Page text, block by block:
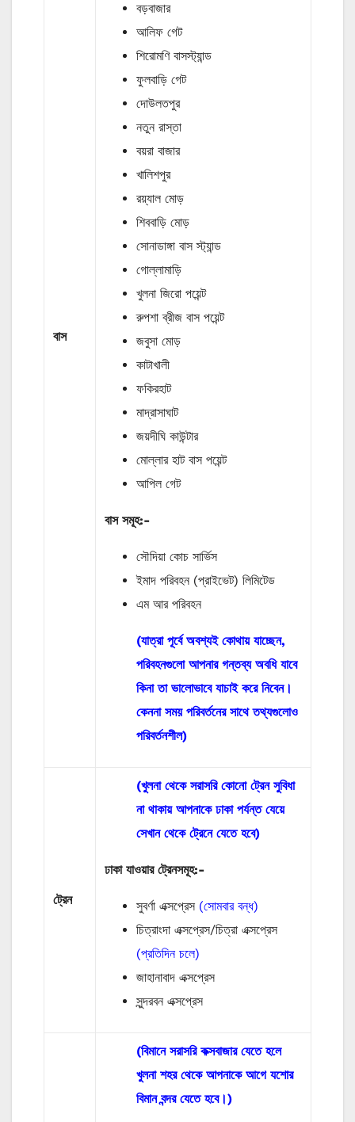
বাস
বড়বাজার
আলিফ গেট
শিরোমণি বাসস্ট্যান্ড
ফুলবাড়ি গেট
দোউলতপুর
নতুন রাস্তা
বয়রা বাজার
খালিশপুর
রয়্যাল মোড়
শিববাড়ি মোড়
সোনাডাঙ্গা বাস স্ট্যান্ড
গোল্লামাড়ি
খুলনা জিরো পয়েন্ট
রুপশা ব্রীজ বাস পয়েন্ট
জবুসা মোড়
কাটাখালী
ফকিরহাট
মাদ্রাসাঘাট
জয়দীঘি কাউন্টার
মোল্লার হাট বাস পয়েন্ট
আপিল গেট
বাস সমূহ:-
সৌদিয়া কোচ সার্ভিস
ইমাদ পরিবহন (প্রাইভেট) লিমিটেড
এম আর পরিবহন
(যাত্রা পূর্বে অবশ্যই কোথায় যাচ্ছেন,
পরিবহনগুলো আপনার গন্তব্য অবধি যাবে
কিনা তা ভালোভাবে যাচাই করে নিবেন।
কেননা সময় পরিবর্তনের সাথে তথ্যগুলোও
পরিবর্তনশীল)
ট্রেন
(খুলনা থেকে সরাসরি কোনো ট্রেন সুবিধা
না থাকায় আপনাকে ঢাকা পর্যন্ত যেয়ে
সেখান থেকে ট্রেনে যেতে হবে)
ঢাকা যাওয়ার ট্রেনসমূহ:-
সুবর্ণা এক্সপ্রেস (সোমবার বন্ধ)
চিত্রাংদা এক্সপ্রেস/চিত্রা এক্সপ্রেস
(প্রতিদিন চলে)
জাহানাবাদ এক্সপ্রেস
সুন্দরবন এক্সপ্রেস
(বিমানে সরাসরি কক্সবাজার যেতে হলে
খুলনা শহর থেকে আপনাকে আগে যশোর
বিমান বন্দর যেতে হবে।)